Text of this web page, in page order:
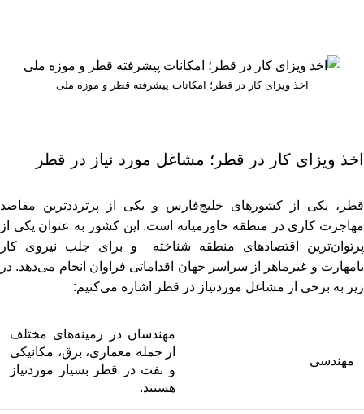
اخذ ویزای کار در قطر؛ امکانات پیشرفته قطر و موزه ملی
اخذ ویزای کار در قطر؛ مشاغل مورد نیاز در قطر
قطر، یکی از کشورهای خلیج‌فارس و یکی از پرترددترین مقاصد
مهاجرت کاری در منطقه خاورمیانه است. این کشور به عنوان یکی از
پرتوان‌ترین اقتصادهای منطقه شناخته و برای جلب نیروی کار
بامهارت و غیرماهر از سراسر جهان اقداماتی فراوان انجام می‌دهد. در
زیر به برخی از مشاغل موردنیاز در قطر اشاره می‌کنیم:
مهندسی
مهندسان در زمینه‌های مختلف
از جمله معماری، برق، مکانیکی
و نفت در قطر بسیار موردنیاز
هستند.